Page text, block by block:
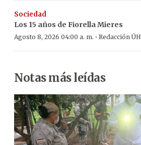
Sociedad
Los 15 años de Fiorella Mieres
Agosto 8, 2026 04:00 a. m. · Redacción ÚH
Notas más leídas